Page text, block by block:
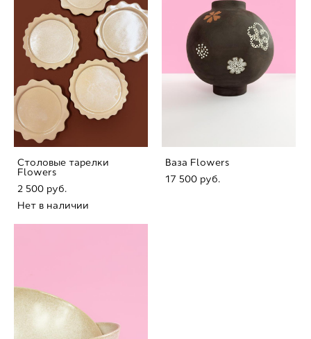
Столовые тарелки
Flowers
2 500 pуб.
Нет в наличии
Ваза Flowers
17 500 pуб.